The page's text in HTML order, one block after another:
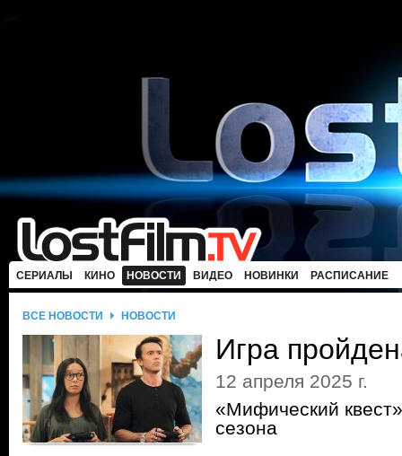
СЕРИАЛЫ КИНО НОВОСТИ ВИДЕО НОВИНКИ РАСПИСАНИЕ
ВСЕ НОВОСТИ НОВОСТИ
Игра
12 апреля 2025 г.
«Мифический
сезона